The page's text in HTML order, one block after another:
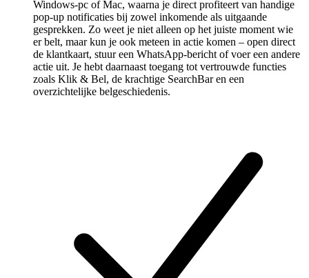
Windows-pc of Mac, waarna je direct profiteert van handige
pop-up notificaties bij zowel inkomende als uitgaande
gesprekken. Zo weet je niet alleen op het juiste moment wie
er belt, maar kun je ook meteen in actie komen – open direct
de klantkaart, stuur een WhatsApp-bericht of voer een andere
actie uit. Je hebt daarnaast toegang tot vertrouwde functies
zoals Klik & Bel, de krachtige SearchBar en een
overzichtelijke belgeschiedenis.